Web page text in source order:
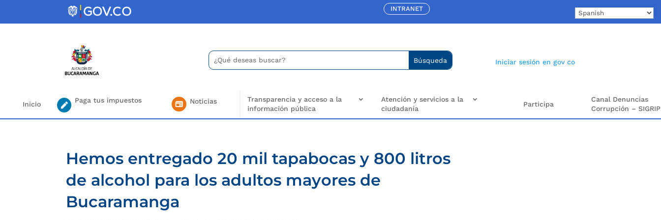
INTRANET
Buscar:
Search
for...
Iniciar sesión en gov co
Inicio Paga tus impuestos Noticias
Transparencia y acceso a la
información pública
Atención y servicios a la
ciudadanía
Participa
Canal Denuncias
Corrupción – SIGRIP
Hemos entregado 20 mil tapabocas y 800 litros
de alcohol para los adultos mayores de
Bucaramanga